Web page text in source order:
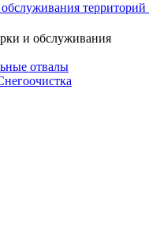
территорий
и обслуживания
отвалы